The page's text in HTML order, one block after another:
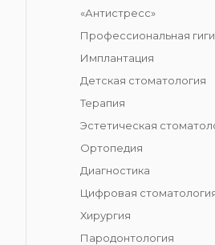
«Антистресс»
Профессиональная
Имплантация
Детская стоматология
Терапия
Эстетическая
Ортопедия
Диагностика
Цифровая
Хирургия
Пародонтология